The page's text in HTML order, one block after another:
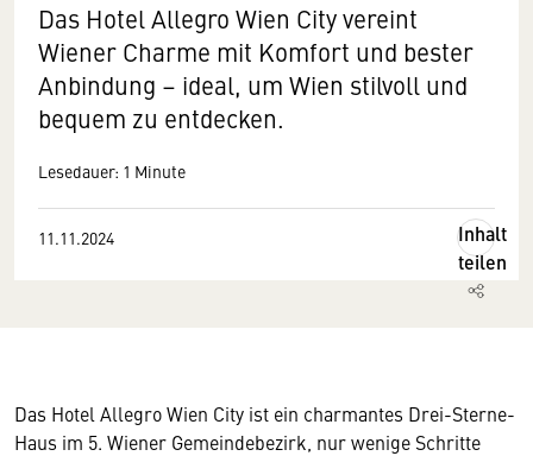
Das Hotel Allegro Wien City vereint
Wiener Charme mit Komfort und bester
Anbindung – ideal, um Wien stilvoll und
bequem zu entdecken.
Lesedauer: 1 Minute
11.11.2024
Inhalt
teilen
Das Hotel Allegro Wien City ist ein charmantes Drei-Sterne-
Haus im 5. Wiener Gemeindebezirk, nur wenige Schritte